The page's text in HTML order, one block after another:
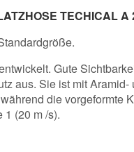
TECHICAL A
Gute
aus. Sie ist mit
die
(20 m /s).